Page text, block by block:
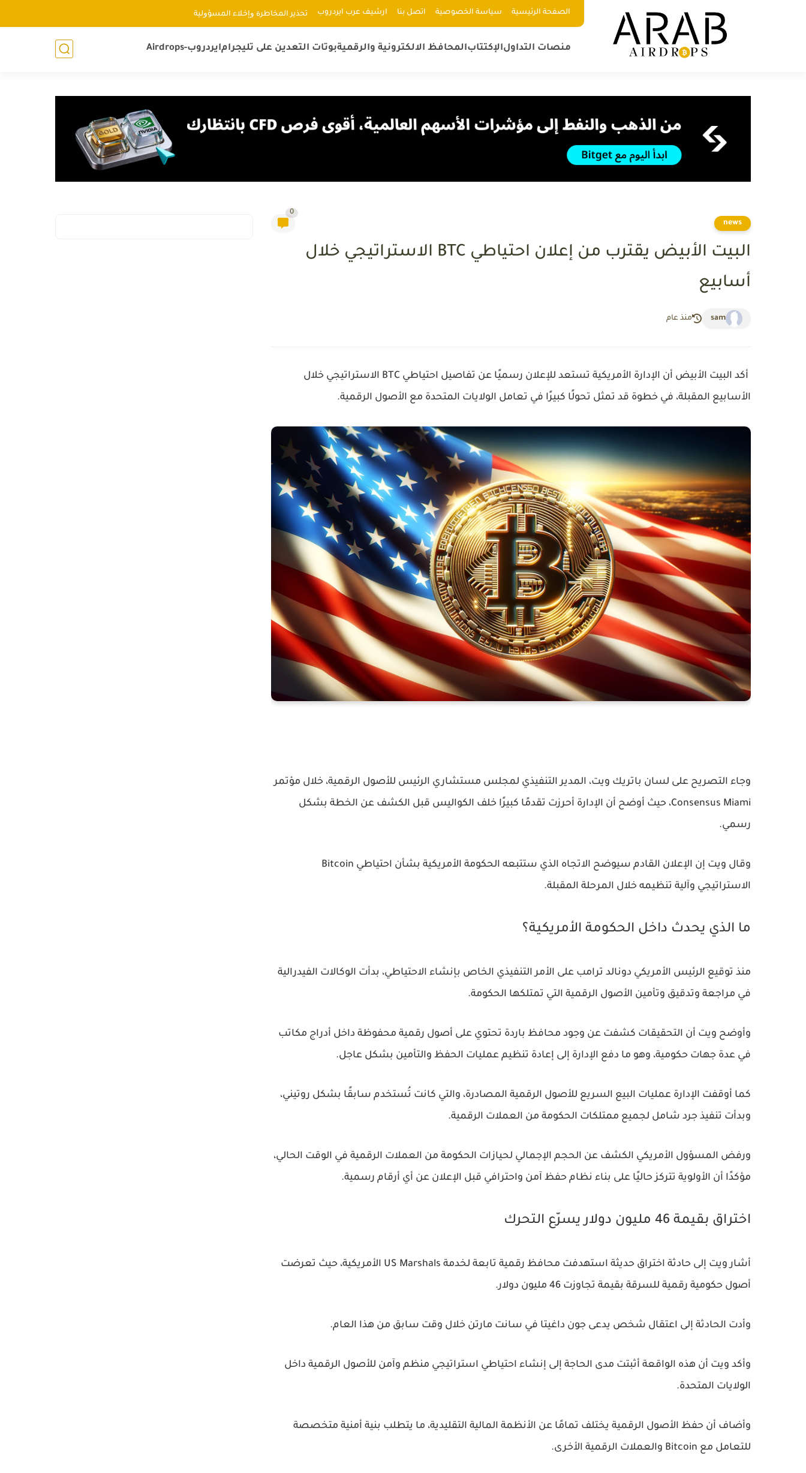
الصفحة الرئيسية سياسة الخصوصية اتصل بنا ارشيف عرب ايردروب ﺗﺤﺬﻳﺮ اﻟﻤﺨﺎﻃﺮﺓ ﻭإﺧﻼء اﻟﻤﺴﺆﻭﻟﻴﺔ
منصات التداولالإكتتابالمحافظ الالكترونية والرقميةبوتات التعدين على تليجرامايردروب-Airdrops
news
0
البيت الأبيض يقترب من إعلان احتياطي BTC الاستراتيجي خلال
أسابيع
sam منذ عام
أكد البيت الأبيض أن الإدارة الأمريكية تستعد للإعلان رسميًا عن تفاصيل احتياطي BTC الاستراتيجي خلال
الأسابيع المقبلة، في خطوة قد تمثل تحولًا كبيرًا في تعامل الولايات المتحدة مع الأصول الرقمية.
وجاء التصريح على لسان باتريك ويت، المدير التنفيذي لمجلس مستشاري الرئيس للأصول الرقمية، خلال مؤتمر
Consensus Miami، حيث أوضح أن الإدارة أحرزت تقدمًا كبيرًا خلف الكواليس قبل الكشف عن الخطة بشكل
رسمي.
وقال ويت إن الإعلان القادم سيوضح الاتجاه الذي ستتبعه الحكومة الأمريكية بشأن احتياطي Bitcoin
الاستراتيجي وآلية تنظيمه خلال المرحلة المقبلة.
ما الذي يحدث داخل الحكومة الأمريكية؟
منذ توقيع الرئيس الأمريكي دونالد ترامب على الأمر التنفيذي الخاص بإنشاء الاحتياطي، بدأت الوكالات الفيدرالية
في مراجعة وتدقيق وتأمين الأصول الرقمية التي تمتلكها الحكومة.
وأوضح ويت أن التحقيقات كشفت عن وجود محافظ باردة تحتوي على أصول رقمية محفوظة داخل أدراج مكاتب
في عدة جهات حكومية، وهو ما دفع الإدارة إلى إعادة تنظيم عمليات الحفظ والتأمين بشكل عاجل.
كما أوقفت الإدارة عمليات البيع السريع للأصول الرقمية المصادرة، والتي كانت تُستخدم سابقًا بشكل روتيني،
وبدأت تنفيذ جرد شامل لجميع ممتلكات الحكومة من العملات الرقمية.
ورفض المسؤول الأمريكي الكشف عن الحجم الإجمالي لحيازات الحكومة من العملات الرقمية في الوقت الحالي،
مؤكدًا أن الأولوية تتركز حاليًا على بناء نظام حفظ آمن واحترافي قبل الإعلان عن أي أرقام رسمية.
اختراق بقيمة 46 مليون دولار يسرّع التحرك
أشار ويت إلى حادثة اختراق حديثة استهدفت محافظ رقمية تابعة لخدمة US Marshals الأمريكية، حيث تعرضت
أصول حكومية رقمية للسرقة بقيمة تجاوزت 46 مليون دولار.
وأدت الحادثة إلى اعتقال شخص يدعى جون داغيتا في سانت مارتن خلال وقت سابق من هذا العام.
وأكد ويت أن هذه الواقعة أثبتت مدى الحاجة إلى إنشاء احتياطي استراتيجي منظم وآمن للأصول الرقمية داخل
الولايات المتحدة.
وأضاف أن حفظ الأصول الرقمية يختلف تمامًا عن الأنظمة المالية التقليدية، ما يتطلب بنية أمنية متخصصة
للتعامل مع Bitcoin والعملات الرقمية الأخرى.